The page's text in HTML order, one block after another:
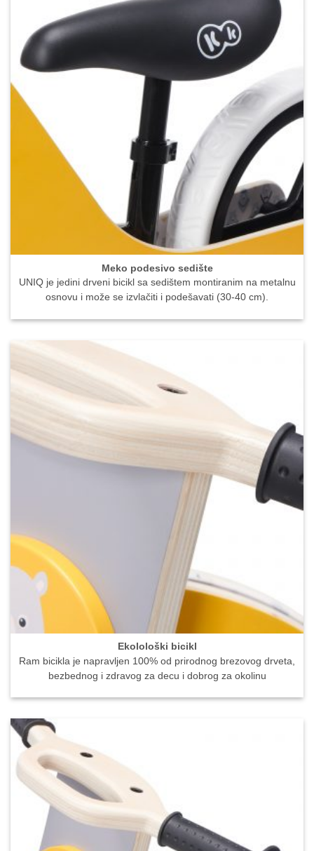
Meko podesivo sedište
UNIQ je jedini drveni bicikl sa sedištem montiranim na metalnu
osnovu i može se izvlačiti i podešavati (30-40 cm).
Ekolološki bicikl
Ram bicikla je napravljen 100% od prirodnog brezovog drveta,
bezbednog i zdravog za decu i dobrog za okolinu